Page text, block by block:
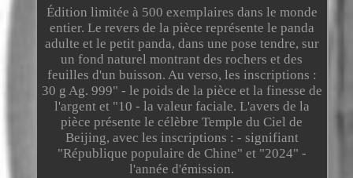
Édition limitée à 500 exemplaires dans le monde
entier. Le revers de la pièce représente le panda
adulte et le petit panda, dans une pose tendre, sur
un fond naturel montrant des rochers et des
feuilles d'un buisson. Au verso, les inscriptions :
30 g Ag. 999" - le poids de la pièce et la finesse de
l'argent et "10 - la valeur faciale. L'avers de la
pièce présente le célèbre Temple du Ciel de
Beijing, avec les inscriptions : - signifiant
"République populaire de Chine" et "2024" -
l'année d'émission.